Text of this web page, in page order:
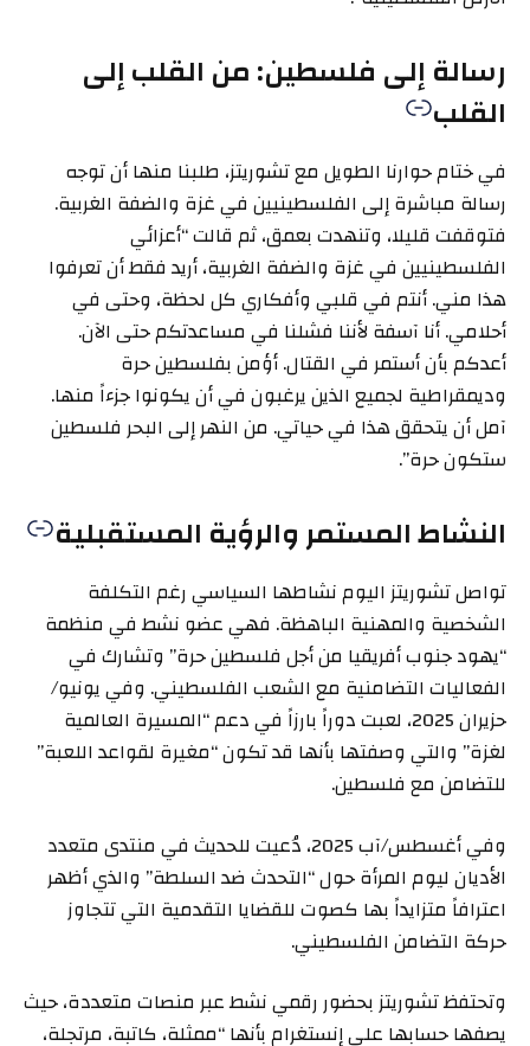
رسالة إلى فلسطين: من القلب إلى
القلب
في ختام حوارنا الطويل مع تشوريتز، طلبنا منها أن توجه
رسالة مباشرة إلى الفلسطينيين في غزة والضفة الغربية.
فتوقفت قليلا، وتنهدت بعمق، ثم قالت “أعزائي
الفلسطينيين في غزة والضفة الغربية، أريد فقط أن تعرفوا
هذا مني. أنتم في قلبي وأفكاري كل لحظة، وحتى في
أحلامي. أنا آسفة لأننا فشلنا في مساعدتكم حتى الآن.
أعدكم بأن أستمر في القتال. أؤمن بفلسطين حرة
وديمقراطية لجميع الذين يرغبون في أن يكونوا جزءاً منها.
آمل أن يتحقق هذا في حياتي. من النهر إلى البحر فلسطين
ستكون حرة”.
النشاط المستمر والرؤية المستقبلية
تواصل تشوريتز اليوم نشاطها السياسي رغم التكلفة
الشخصية والمهنية الباهظة. فهي عضو نشط في منظمة
“يهود جنوب أفريقيا من أجل فلسطين حرة” وتشارك في
الفعاليات التضامنية مع الشعب الفلسطيني. وفي يونيو/
حزيران 2025، لعبت دوراً بارزاً في دعم “المسيرة العالمية
لغزة” والتي وصفتها بأنها قد تكون “مغيرة لقواعد اللعبة”
للتضامن مع فلسطين.
وفي أغسطس/آب 2025، دُعيت للحديث في منتدى متعدد
الأديان ليوم المرأة حول “التحدث ضد السلطة” والذي أظهر
اعترافاً متزايداً بها كصوت للقضايا التقدمية التي تتجاوز
حركة التضامن الفلسطيني.
وتحتفظ تشوريتز بحضور رقمي نشط عبر منصات متعددة، حيث
يصفها حسابها على إنستغرام بأنها “ممثلة، كاتبة، مرتجلة،